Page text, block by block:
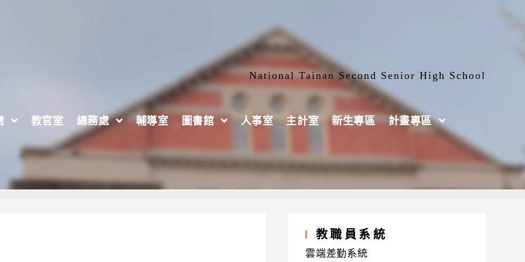
National Tainan Second Senior High School
教官室 總務處 輔導室 圖書館 人事室 主計室 新生專區 計畫專區
行技－技職見學遊程」
教職員系統
雲端差勤系統